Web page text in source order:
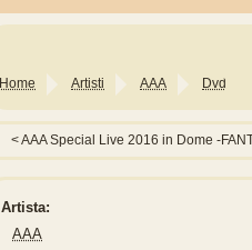
Home Artisti AAA Dvd
AAA Special Live 2016 in Dome -
Artista:
AAA